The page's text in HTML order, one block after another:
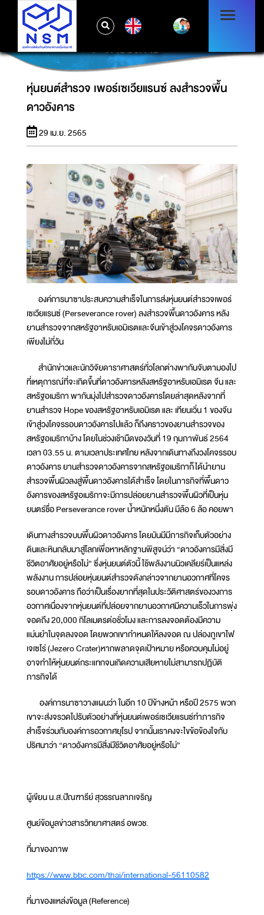
หุ่นยนต์สำรวจ เพอร์เซเวียแรนซ์ ลงสำรวจพื้น
ดาวอังคาร
หุ่นยนต์สำรวจ เพอร์เซเวียแรนซ์ ลงสำรวจพื้น
ดาวอังคาร
29 เม.ย. 2565
องค์การนาซาประสบความสำเร็จในการส่งหุ่นยนต์สำรวจเพอร์
เซเวียแรนซ์ (Perseverance rover) ลงสำรวจพื้นดาวอังคาร หลัง
ยานสำรวจจากสหรัฐอาหรับเอมิเรตและจีนเข้าสู่วงโคจรดาวอังคาร
เพียงไม่กี่วัน
สำนักข่าวและนักวิจัยดาราศาสตร์ทั่วโลกต่างพากันจับตามองไป
ที่เหตุการณ์ที่จะเกิดขึ้นที่ดาวอังคารหลังสหรัฐอาหรับเอมิเรต จีน และ
สหรัฐอเมริกา พากันมุ่งไปสำรวจดาวอังคารโดยล่าสุดหลังจากที่
ยานสำรวจ Hope ของสหรัฐอาหรับเอมิเรต และ เทียนเวิ่น 1 ของจีน
เข้าสู่วงโคจรรอบดาวอังคารไปแล้ว ก็ถึงคราวของยานสำรวจของ
สหรัฐอเมริกาบ้าง โดยในช่วงเช้ามืดของวันที่ 19 กุมภาพันธ์ 2564
เวลา 03.55 น. ตามเวลาประเทศไทย หลังจากเดินทางถึงวงโคจรรอบ
ดาวอังคาร ยานสำรวจดาวอังคารจากสหรัฐอเมริกาก็ได้นำยาน
สำรวจพื้นผิวลงสู่พื้นดาวอังคารได้สำเร็จ โดยในภารกิจที่พื้นดาว
อังคารของสหรัฐอเมริกาจะมีการปล่อยยานสำรวจพื้นผิวที่เป็นหุ่น
ยนตร์ชื่อ Perseverance rover น้ำหนักหนึ่งตัน มีล้อ 6 ล้อ คอยพา
เดินทางสำรวจบนพื้นผิวดาวอังคาร โดยมันมีมีภารกิจเก็บตัวอย่าง
ดินและหินกลับมาสู่โลกเพื่อหาหลักฐานพิสูจน์ว่า “ดาวอังคารมีสิ่งมี
ชีวิตอาศัยอยู่หรือไม่” ซึ่งหุ่นยนต์ตัวนี้ ใช้พลังงานนิวเคลียร์เป็นแหล่ง
พลังงาน การปล่อยหุ่นยนต์สำรวจดังกล่าวจากยานอวกาศที่โคจร
รอบดาวอังคาร ถือว่าเป็นเรื่องยากที่สุดในประวัติศาสตร์ของวงการ
อวกาศเนื่องจากหุ่นยนต์ที่ปล่อยจากยานอวกาศมีความเร็วในการพุ่ง
จอดถึง 20,000 กิโลเมตรต่อชั่วโมง และการลงจอดต้องมีความ
แม่นยำในจุดลงจอด โดยพวกเขากำหนดให้ลงจอด ณ ปล่องภูเขาไฟ
เจเซโร่ (Jezero Crater)หากพลาดจุดเป้าหมาย หรือควบคุมไม่อยู่
อาจทำให้หุ่นยนต์กระแทกจนเกิดความเสียหายไม่สามารถปฏิบัติ
ภารกิจได้
องค์การนาซาวางแผนว่า ในอีก 10 ปีข้างหน้า หรือปี 2575 พวก
เขาจะส่งจรวดไปรับตัวอย่างที่หุ่นยนต์เพอร์เซเวียแรนซ์ทำภารกิจ
สำเร็จร่วมกับองค์การอวกาศยุโรป จากนั้นเราคงจะไขข้อข้องใจกับ
ปริศนาว่า “ดาวอังคารมีสิ่งมีชีวิตอาศัยอยู่หรือไม่”
ผู้เขียน น.ส.ปัณฑารีย์ สุวรรณลาภเจริญ
ศูนย์ข้อมูลข่าวสารวิทยาศาสตร์ อพวช.
ที่มาของภาพ
https://www.bbc.com/thai/international-56110582
ที่มาของแหล่งข้อมูล (Reference)